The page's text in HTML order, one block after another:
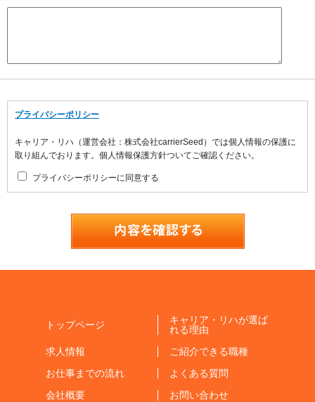
プライバシーポリシー
キャリア・リハ（運営会社：株式会社carrierSeed）では個人情報の保護に
取り組んでおります。個人情報保護方針ついてご確認ください。
プライバシーポリシーに同意する
トップページ
キャリア・リハが選ば
れる理由
求人情報
ご紹介できる職種
お仕事までの流れ
よくある質問
会社概要
お問い合わせ